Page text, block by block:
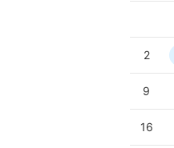
2
9
16